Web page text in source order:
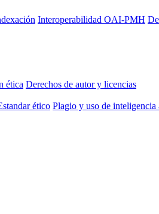
Interoperabilidad OAI-PMH
ética Derechos de autor y licencias
ético Plagio y uso de inteligencia